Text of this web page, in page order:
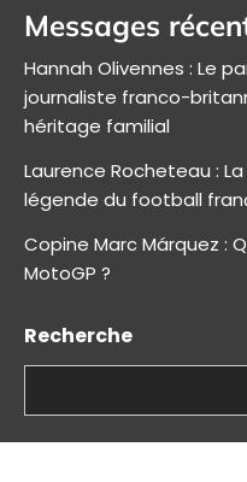
Messages
Hannah Olivennes : Le
journaliste franco-
héritage familial
Laurence Rocheteau :
légende du football
Copine Marc Márquez :
MotoGP ?
Recherche